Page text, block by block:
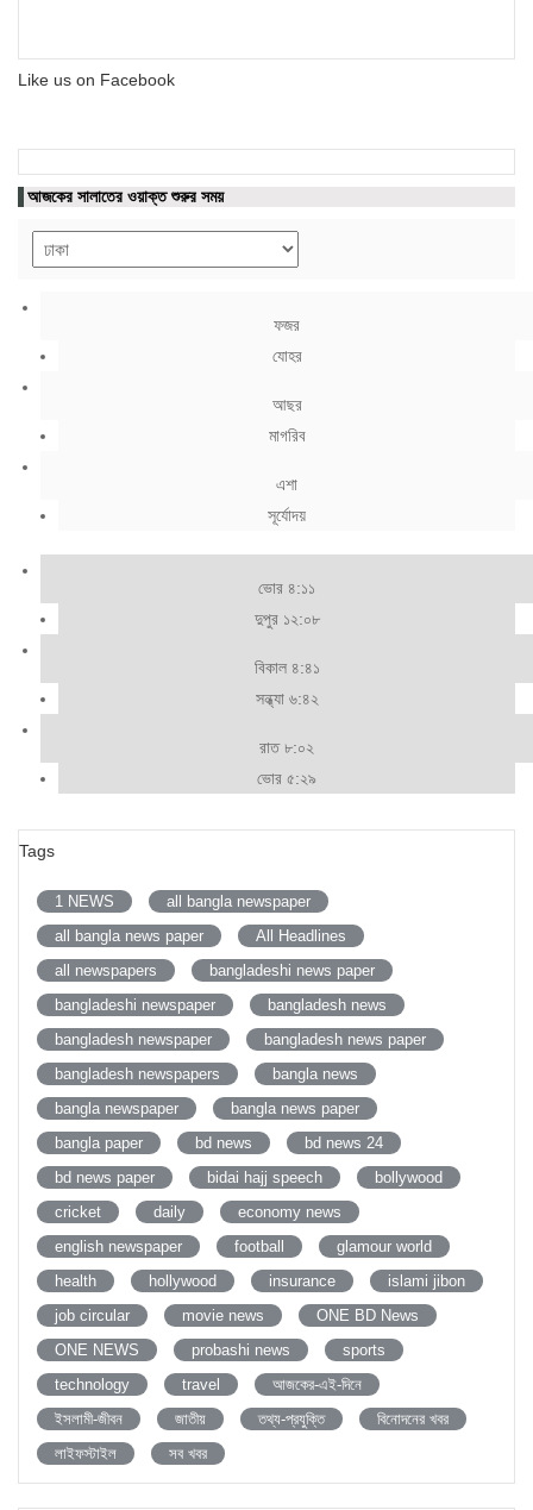
Like us on Facebook
আজকের সালাতের ওয়াক্ত শুরুর সময়
ফজর
যোহর
আছর
মাগরিব
এশা
সূর্যোদয়
ভোর ৪:১১
দুপুর ১২:০৮
বিকাল ৪:৪১
সন্ধ্যা ৬:৪২
রাত ৮:০২
ভোর ৫:২৯
Tags
1 NEWS
all bangla newspaper
all bangla news paper
All Headlines
all newspapers
bangladeshi news paper
bangladeshi newspaper
bangladesh news
bangladesh newspaper
bangladesh news paper
bangladesh newspapers
bangla news
bangla newspaper
bangla news paper
bangla paper
bd news
bd news 24
bd news paper
bidai hajj speech
bollywood
cricket
daily
economy news
english newspaper
football
glamour world
health
hollywood insurance
islami jibon
job circular
movie news
ONE BD News
ONE NEWS
probashi news
sports
technology
travel
আজকের-এই-দিনে
ইসলামী-জীবন
জাতীয় তথ্য-প্রযুক্তি
বিনোদনের খবর
লাইফস্টাইল
সব খবর